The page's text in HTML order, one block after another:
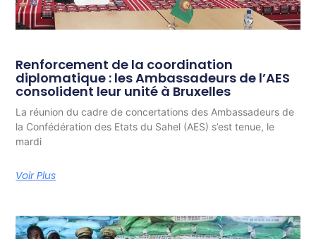
Renforcement de la coordination
diplomatique : les Ambassadeurs de l’AES
consolident leur unité à Bruxelles
La réunion du cadre de concertations des Ambassadeurs de
la Confédération des Etats du Sahel (AES) s’est tenue, le
mardi
Voir Plus